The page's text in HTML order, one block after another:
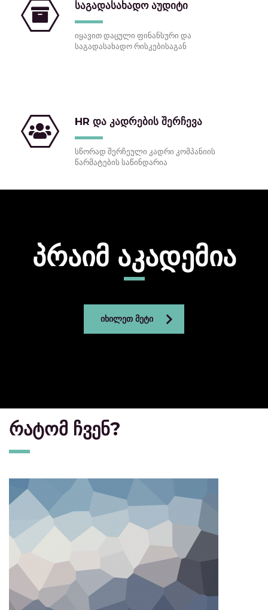
საგადასახადო აუდიტი
იყავით დაცული ფინანსური და
საგადასახადო რისკებისაგან
HR და კადრების შერჩევა
სწორად შერჩეული კადრი კომპანიის
წარმატების საწინდარია
პრაიმ აკადემია
ᲘᲮᲘᲚᲔᲗ ᲛᲔᲢᲘ
რატომ ჩვენ?